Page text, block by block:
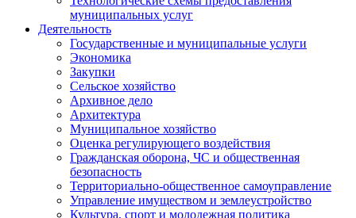
муниципальных услуг
Деятельность
Государственные и муниципальные услуги
Экономика
Закупки
Сельское хозяйство
Архивное дело
Архитектура
Муниципальное хозяйство
Оценка регулирующего воздействия
Гражданская оборона, ЧС и общественная
безопасность
Территориально-общественное самоуправление
Управление имуществом и землеустройство
Культура, спорт и молодежная политика